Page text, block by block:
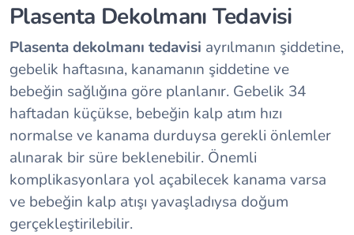
Plasenta Dekolmanı Tedavisi
Plasenta dekolmanı tedavisi ayrılmanın şiddetine,
gebelik haftasına, kanamanın şiddetine ve
bebeğin sağlığına göre planlanır. Gebelik 34
haftadan küçükse, bebeğin kalp atım hızı
normalse ve kanama durduysa gerekli önlemler
alınarak bir süre beklenebilir. Önemli
komplikasyonlara yol açabilecek kanama varsa
ve bebeğin kalp atışı yavaşladıysa doğum
gerçekleştirilebilir.